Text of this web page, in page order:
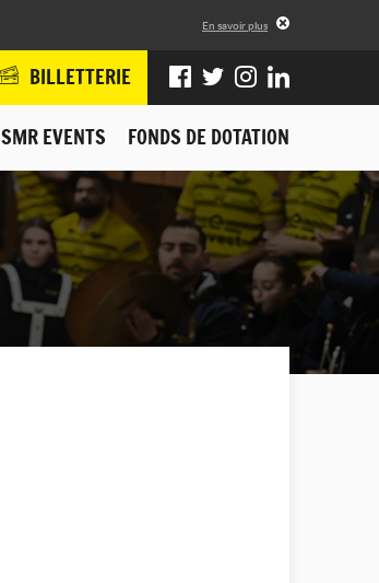
En savoir plus
SMR EVENTS FONDS DE DOTATION
BILLETTERIE